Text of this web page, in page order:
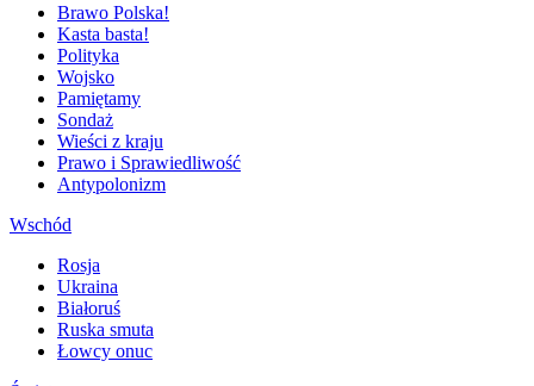
Brawo Polska!
Kasta basta!
Polityka
Wojsko
Pamiętamy
Sondaż
Wieści z kraju
Prawo i Sprawiedliwość
Antypolonizm
Wschód
Rosja
Ukraina
Białoruś
Ruska smuta
Łowcy onuc